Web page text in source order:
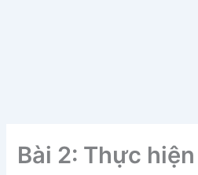
Bài 2: Thực